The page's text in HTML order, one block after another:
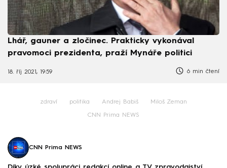
Lhář, gauner a zločinec. Prakticky vykonával
pravomoci prezidenta, praží Mynáře politici
18. říj 2021, 19:59 6 min čtení
zdraví politika Andrej Babiš Miloš Zeman
CNN Prima NEWS
CNN Prima NEWS